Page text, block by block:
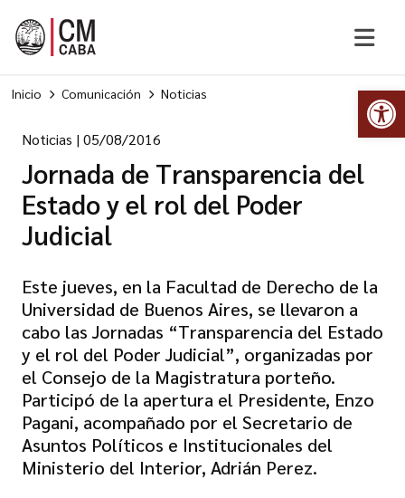
Inicio Comunicación Noticias
Noticias | 05/08/2016
Jornada de Transparencia del
Estado y el rol del Poder
Judicial
Este jueves, en la Facultad de Derecho de la
Universidad de Buenos Aires, se llevaron a
cabo las Jornadas “Transparencia del Estado
y el rol del Poder Judicial”, organizadas por
el Consejo de la Magistratura porteño.
Participó de la apertura el Presidente, Enzo
Pagani, acompañado por el Secretario de
Asuntos Políticos e Institucionales del
Ministerio del Interior, Adrián Perez.